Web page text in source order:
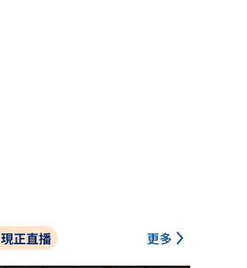
現正直播 更多